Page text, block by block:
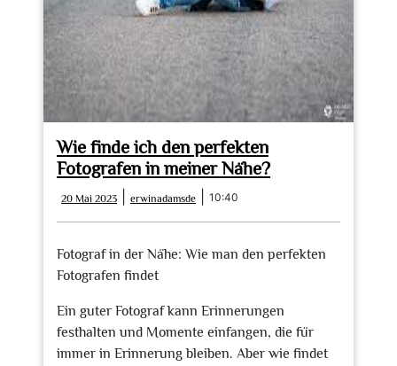
Wie finde ich den perfekten
Fotografen in meiner Nähe?
20 Mai 2023
Mai
2023
erwinadamsde erwinadamsde
10:40
Fotograf in der Nähe: Wie man den perfekten
Fotografen findet
Ein guter Fotograf kann Erinnerungen
festhalten und Momente einfangen, die für
immer in Erinnerung bleiben. Aber wie findet